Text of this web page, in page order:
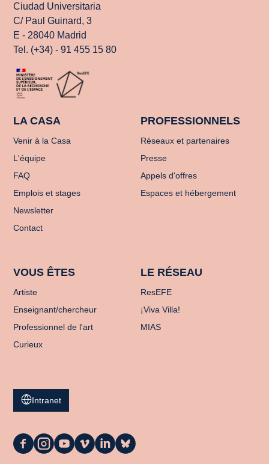
Ciudad Universitaria
C/ Paul Guinard, 3
E - 28040 Madrid
Tel. (+34) - 91 455 15 80
LA CASA
Venir à la Casa
L'équipe
FAQ
Emplois et stages
Newsletter
Contact
PROFESSIONNELS
Réseaux et partenaires
Presse
Appels d'offres
Espaces et hébergement
VOUS ÊTES
Artiste
Enseignant/chercheur
Professionnel de l'art
Curieux
LE RÉSEAU
ResEFE
¡Viva Villa!
MIAS
Intranet
La
La
La
La
La
La